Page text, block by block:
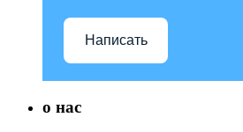
Написать
о нас